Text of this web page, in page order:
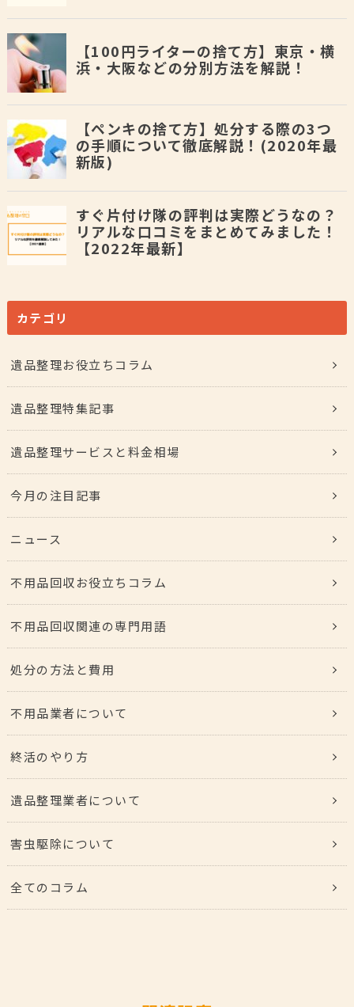
カテゴリ
遺品整理お役立ちコラム
遺品整理特集記事
遺品整理サービスと料金相場
今月の注目記事
ニュース
不用品回収お役立ちコラム
不用品回収関連の専門用語
処分の方法と費用
不用品業者について
終活のやり方
遺品整理業者について
害虫駆除について
全てのコラム